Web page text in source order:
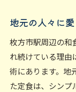
地元の人々に
枚方市駅周辺の和
れ続けている理由
術にあります。地
た定食は、シン